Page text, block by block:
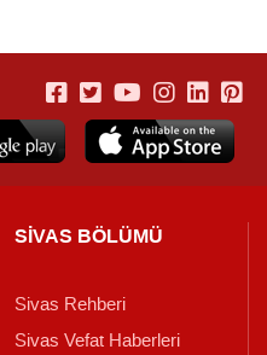
SİVAS BÖLÜMÜ
Sivas Rehberi
Sivas Vefat Haberleri